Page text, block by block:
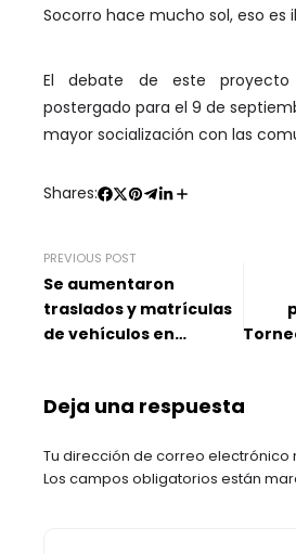
Socorro hace mucho sol, eso es
El debate de este
postergado para el 9 de
mayor socialización con las
Shares:
PREVIOUS POST
Se aumentaron
traslados y matrículas
de vehículos en
Deja una respuesta
Tu dirección de correo electrónico
Los campos obligatorios están